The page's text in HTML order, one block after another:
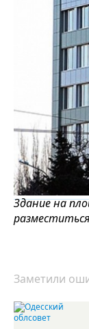
Здание на
Заметили